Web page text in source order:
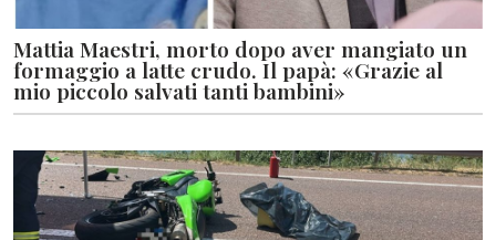
Mattia Maestri, morto dopo aver mangiato un
formaggio a latte crudo. Il papà: «Grazie al
mio piccolo salvati tanti bambini»